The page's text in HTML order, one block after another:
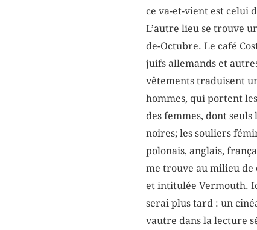
ce va-et-vient est celui
L’autre lieu se trouve
de-Octubre. Le café
juifs allemands et
vêtements traduisent
hommes, qui portent
des femmes, dont
noires; les souliers
polonais, anglais,
me trouve au milieu de
et intitulée Vermouth.
serai plus tard : un
vautre dans la lecture